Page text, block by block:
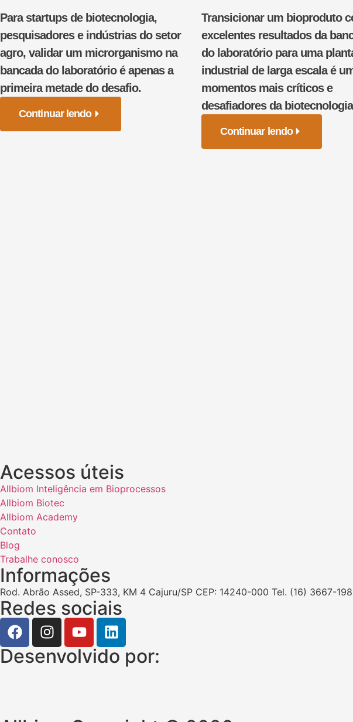
Para startups de biotecnologia,
pesquisadores e indústrias do setor
agro, validar um microrganismo na
bancada do laboratório é apenas a
primeira metade do desafio.
Continuar lendo
Transicionar um bioproduto
excelentes resultados da
do laboratório para uma
industrial de larga escala é
momentos mais críticos e
desafiadores da
Continuar lendo
Acessos úteis
Allbiom Inteligência em Bioprocessos
Allbiom Biotec
Allbiom Academy
Contato
Blog
Trabalhe conosco
Informações
Rod. Abrão Assed, SP-333, KM 4 Cajuru/SP CEP: 14240-000 Tel. (16) 3667-
Redes sociais
Desenvolvido por: